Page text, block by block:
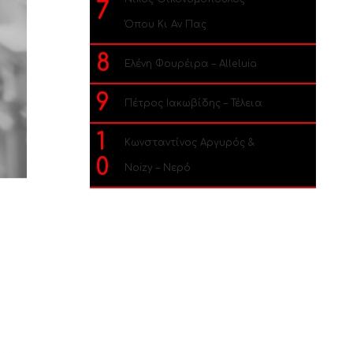
7 Όπου Κι Αν Πας
8 Ελένη Φουρέιρα – Alleluia
9 Πέτρος Ιακωβίδης – Τέλεια
1
0
Κωνσταντίνος Αργυρός &
Noizy – Νερό